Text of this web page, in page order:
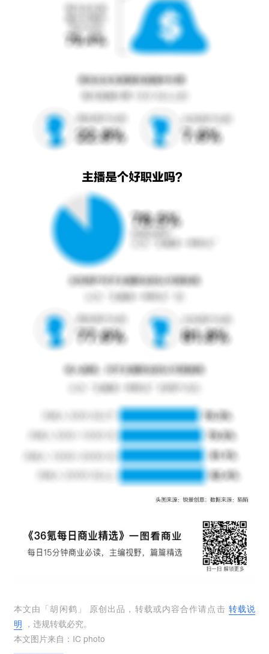
本文由「胡闲鹤 」 原创出品，转载或内容合作请点击 转载说
明 ，违规转载必究。
本文图片来自： IC photo